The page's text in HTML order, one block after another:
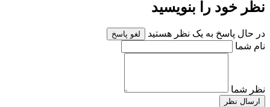
نظر خود را بنویسید
در حال پاسخ به یک نظر هستید لغو پاسخ
نام شما
نظر شما
ارسال نظر